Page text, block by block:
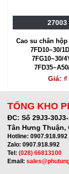
27003
Cao su chân hộp
7FD10~30/
7FG10~30/
Giá: ₫
TỔNG KHO
ĐC: Số 29J3-
Tân Hưng Thuận,
Hotline: 0907.918.992
Zalo: 0907.918.992
Tel: (028) 66813100
Email: